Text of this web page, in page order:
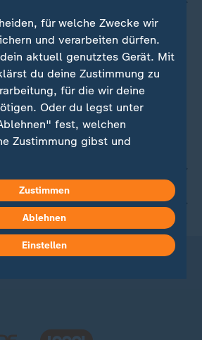
für welche Zwecke wir
und verarbeiten dürfen.
aktuell genutztes Gerät. Mit
du deine Zustimmung zu
für die wir deine
Oder du legst unter
fest, welchen
Zustimmung gibst und
widerrufen oder ändern.
Impressum.
findest du in unserer
Zustimmen
Ablehnen
Einstellen